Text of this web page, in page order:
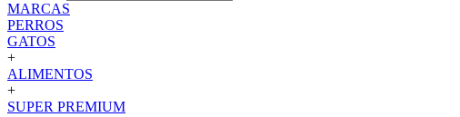
MARCAS
PERROS
GATOS
+
ALIMENTOS
+
SUPER PREMIUM